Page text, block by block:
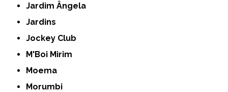
Jardim Ângela
Jardins
Jockey Club
M'Boi Mirim
Moema
Morumbi